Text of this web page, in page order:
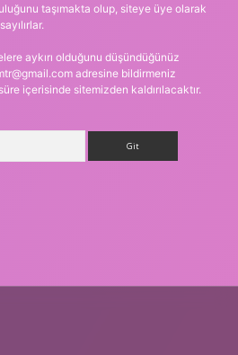
taşımakta olup, siteye üye olarak
aykırı olduğunu düşündüğünüz
adresine bildirmeniz
içerisinde sitemizden kaldırılacaktır.